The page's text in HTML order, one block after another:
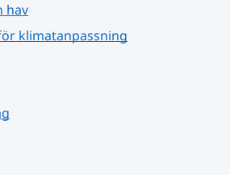
hav
klimatanpassning